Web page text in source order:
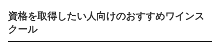
資格を取得したい人向けのおすすめワインス
クール